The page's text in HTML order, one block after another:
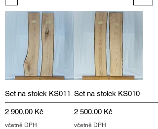
Set na stolek KS011
Cena
2 900,00 Kč
včetně DPH
Set na stolek KS010
Cena
2 500,00 Kč
včetně DPH